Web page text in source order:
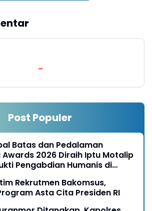
Post Populer
Batas dan Pedalaman
Awards 2026 Diraih Iptu Motalip
Pengabdian Humanis di
Rekrutmen Bakomsus,
Asta Cita Presiden RI